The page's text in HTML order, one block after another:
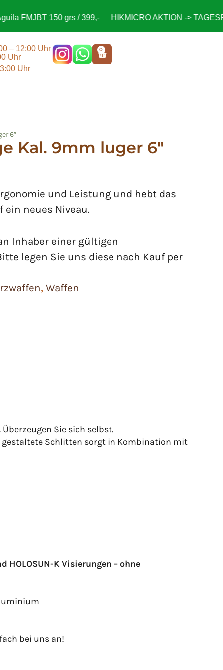
FMJBT 150 grs / 399,- HIKMICRO AKTION ->
– 12:00 Uhr
Uhr
Uhr
0
Kal. 9mm luger 6″
und Leistung und hebt das
neues Niveau.
6″
Inhaber einer gültigen
legen Sie uns diese nach Kauf per
, Waffen
Sie sich selbst.
gestaltete Schlitten sorgt in Kombination mit
HOLOSUN-K Visierungen – ohne
bei uns an!